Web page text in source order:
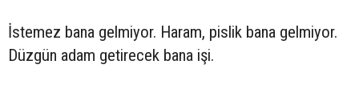
İstemez bana gelmiyor. Haram, pislik bana gelmiyor.
Düzgün adam getirecek bana işi.